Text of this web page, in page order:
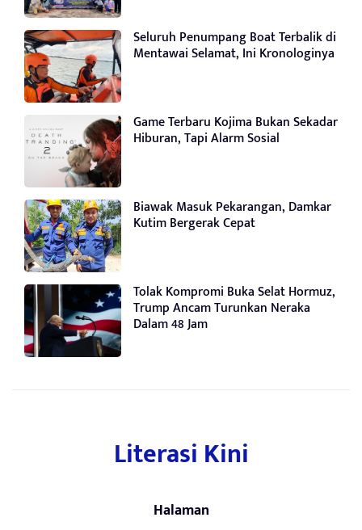
Seluruh Penumpang Boat Terbalik di
Mentawai Selamat, Ini Kronologinya
Game Terbaru Kojima Bukan Sekadar
Hiburan, Tapi Alarm Sosial
Biawak Masuk Pekarangan, Damkar
Kutim Bergerak Cepat
Tolak Kompromi Buka Selat Hormuz,
Trump Ancam Turunkan Neraka
Dalam 48 Jam
Literasi Kini
Halaman